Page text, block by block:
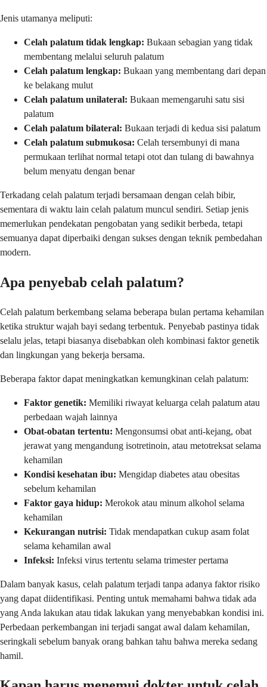
Jenis utamanya meliputi:
Celah palatum tidak lengkap: Bukaan sebagian yang tidak
membentang melalui seluruh palatum
Celah palatum lengkap: Bukaan yang membentang dari depan
ke belakang mulut
Celah palatum unilateral: Bukaan memengaruhi satu sisi
palatum
Celah palatum bilateral: Bukaan terjadi di kedua sisi palatum
Celah palatum submukosa: Celah tersembunyi di mana
permukaan terlihat normal tetapi otot dan tulang di bawahnya
belum menyatu dengan benar
Terkadang celah palatum terjadi bersamaan dengan celah bibir,
sementara di waktu lain celah palatum muncul sendiri. Setiap jenis
memerlukan pendekatan pengobatan yang sedikit berbeda, tetapi
semuanya dapat diperbaiki dengan sukses dengan teknik pembedahan
modern.
Apa penyebab celah palatum?
Celah palatum berkembang selama beberapa bulan pertama kehamilan
ketika struktur wajah bayi sedang terbentuk. Penyebab pastinya tidak
selalu jelas, tetapi biasanya disebabkan oleh kombinasi faktor genetik
dan lingkungan yang bekerja bersama.
Beberapa faktor dapat meningkatkan kemungkinan celah palatum:
Faktor genetik: Memiliki riwayat keluarga celah palatum atau
perbedaan wajah lainnya
Obat-obatan tertentu: Mengonsumsi obat anti-kejang, obat
jerawat yang mengandung isotretinoin, atau metotreksat selama
kehamilan
Kondisi kesehatan ibu: Mengidap diabetes atau obesitas
sebelum kehamilan
Faktor gaya hidup: Merokok atau minum alkohol selama
kehamilan
Kekurangan nutrisi: Tidak mendapatkan cukup asam folat
selama kehamilan awal
Infeksi: Infeksi virus tertentu selama trimester pertama
Dalam banyak kasus, celah palatum terjadi tanpa adanya faktor risiko
yang dapat diidentifikasi. Penting untuk memahami bahwa tidak ada
yang Anda lakukan atau tidak lakukan yang menyebabkan kondisi ini.
Perbedaan perkembangan ini terjadi sangat awal dalam kehamilan,
seringkali sebelum banyak orang bahkan tahu bahwa mereka sedang
hamil.